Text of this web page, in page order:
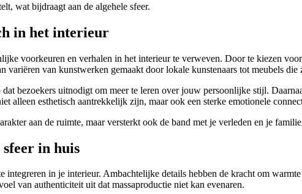
wat bijdraagt aan de algehele sfeer.
in het interieur
voorkeuren en verhalen in het interieur te verweven. Door te kiezen
van kunstwerken gemaakt door lokale kunstenaars tot meubels
bezoekers uitnodigt om meer te leren over jouw persoonlijke stijl.
alleen esthetisch aantrekkelijk zijn, maar ook een sterke emotionele
aan de ruimte, maar versterkt ook de band met je verleden en je
in huis
in je interieur. Ambachtelijke details hebben de kracht om
van authenticiteit uit dat massaproductie niet kan evenaren.